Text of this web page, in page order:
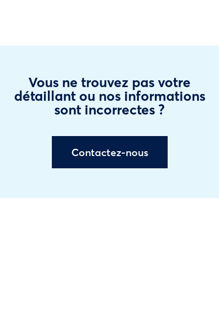
Vous ne trouvez pas votre
détaillant ou nos informations
sont incorrectes ?
Contactez-nous